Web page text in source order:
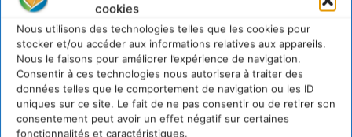
cookies
Nous utilisons des technologies telles que les cookies pour
stocker et/ou accéder aux informations relatives aux appareils.
Nous le faisons pour améliorer l’expérience de navigation.
Consentir à ces technologies nous autorisera à traiter des
données telles que le comportement de navigation ou les ID
uniques sur ce site. Le fait de ne pas consentir ou de retirer son
consentement peut avoir un effet négatif sur certaines
fonctionnalités et caractéristiques.
Concrètement, le BNB est le résultat de 250 questions
posées sur neuf thématiques : le bien-être psychologique,
la santé, l’éducation, l’utilisation du temps, la culture, la
bonne gouvernance, la vitalité de la communauté,
l’écologie et le niveau de vie.